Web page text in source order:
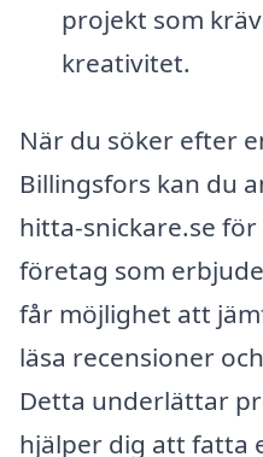
projekt som
kreativitet.
När du söker efter
Billingsfors kan du
hitta-snickare.se
företag som
får möjlighet att
läsa recensioner
Detta underlättar
hjälper dig att fatta